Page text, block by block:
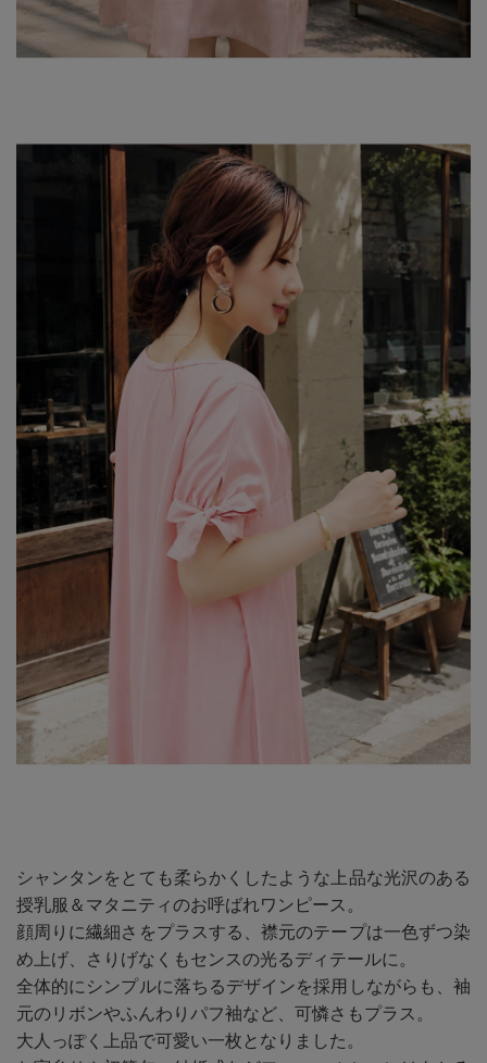
シャンタンをとても柔らかくしたような上品な光沢のある
授乳服＆マタニティのお呼ばれワンピース。
顔周りに繊細さをプラスする、襟元のテープは一色ずつ染
め上げ、さりげなくもセンスの光るディテールに。
全体的にシンプルに落ちるデザインを採用しながらも、袖
元のリボンやふんわりパフ袖など、可憐さもプラス。
大人っぽく上品で可愛い一枚となりました。